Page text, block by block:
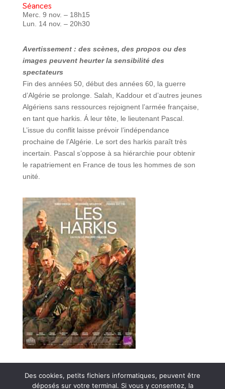
Séances
Merc. 9 nov. – 18h15
Lun. 14 nov. – 20h30
Avertissement : des scènes, des propos ou des
images peuvent heurter la sensibilité des
spectateurs
Fin des années 50, début des années 60, la guerre
d’Algérie se prolonge. Salah, Kaddour et d’autres jeunes
Algériens sans ressources rejoignent l’armée française,
en tant que harkis. Á leur tête, le lieutenant Pascal.
L’issue du conflit laisse prévoir l’indépendance
prochaine de l’Algérie. Le sort des harkis paraît très
incertain. Pascal s’oppose à sa hiérarchie pour obtenir
le rapatriement en France de tous les hommes de son
unité.
Des cookies, petits fichiers informatiques, peuvent être
déposés sur votre terminal. Si vous y consentez, la